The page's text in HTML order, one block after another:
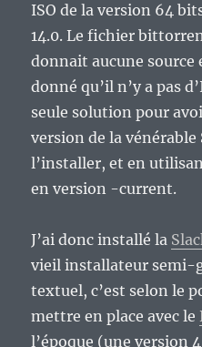
ISO de la version 64
14.0. Le fichier
donnait aucune
donné qu’il n’y a pas
seule solution pour
version de la
l’installer, et en
en version -current.
J’ai donc installé la
vieil installateur semi-
textuel, c’est selon le
mettre en place avec le
l’époque (une version